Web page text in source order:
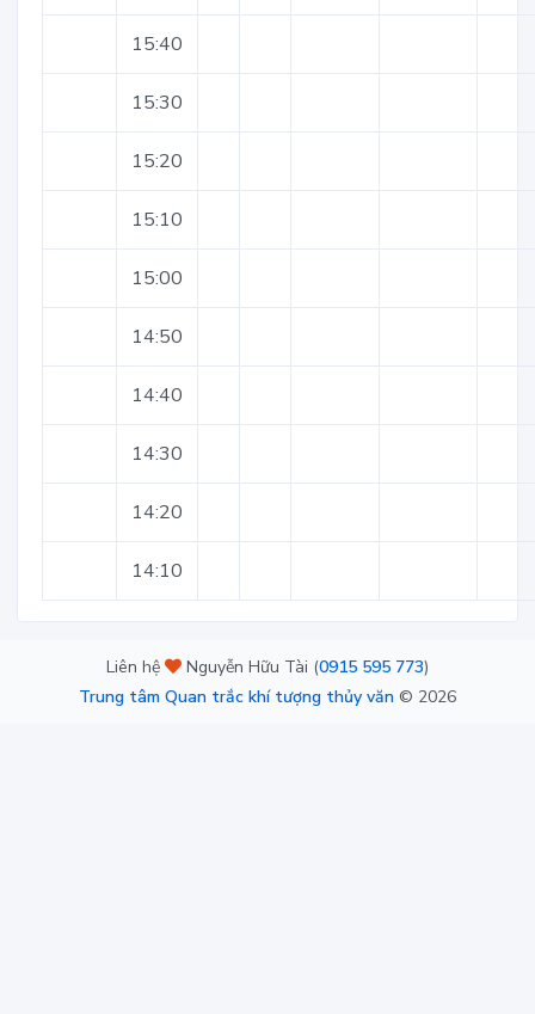
15:40
15:30
15:20
15:10
15:00
14:50
14:40
14:30
14:20
14:10
Liên hệ Nguyễn Hữu Tài (0915 595 773)
Trung tâm Quan trắc khí tượng thủy văn © 2026